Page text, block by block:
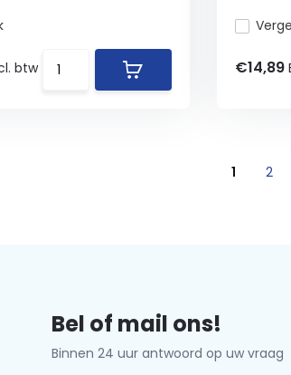
btw €14,89
1 2
Bel of mail ons!
Binnen 24 uur antwoord op uw vraag